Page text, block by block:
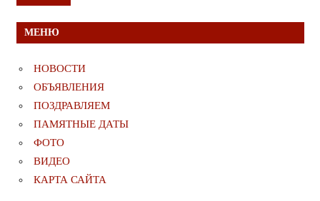
МЕНЮ
НОВОСТИ
ОБЪЯВЛЕНИЯ
ПОЗДРАВЛЯЕМ
ПАМЯТНЫЕ ДАТЫ
ФОТО
ВИДЕО
КАРТА САЙТА